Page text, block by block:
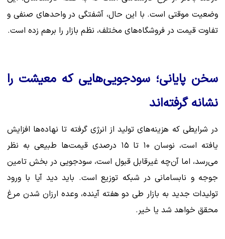
وضعیت موقتی است. با این حال، آشفتگی در واحدهای صنفی و
تفاوت قیمت در فروشگاه‌های مختلف، نظم بازار را برهم زده است.
سخن پایانی؛ سودجویی‌هایی که معیشت را
نشانه گرفته‌اند
در شرایطی که هزینه‌های تولید از انرژی گرفته تا نهاده‌ها افزایش
یافته است، نوسان ۱۰ تا ۱۵ درصدی قیمت‌ها طبیعی به نظر
می‌رسد، اما آن‌چه غیرقابل قبول است، سودجویی در بخش تامین
جوجه و نابسامانی در شبکه توزیع است. باید دید آیا با ورود
تولیدات جدید به بازار طی دو هفته آینده، وعده ارزان شدن مرغ
محقق خواهد شد یا خیر.